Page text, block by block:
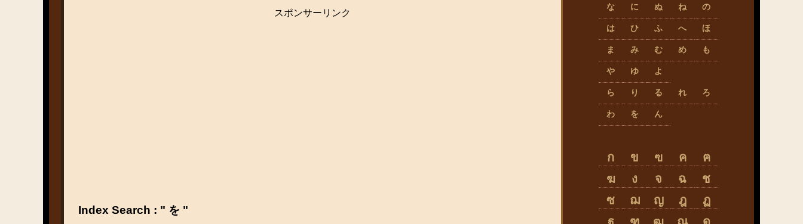
スポンサーリンク
Index Search : " を "
な に ぬ ね の
は ひ ふ へ ほ
ま み む め も
や ゆ よ
ら り る れ ろ
わ を ん
ก ข ฃ ค
ฅ
ฆ
ง จ ฉ
ช
ซ
ฌ ญ ฎ
ฏ